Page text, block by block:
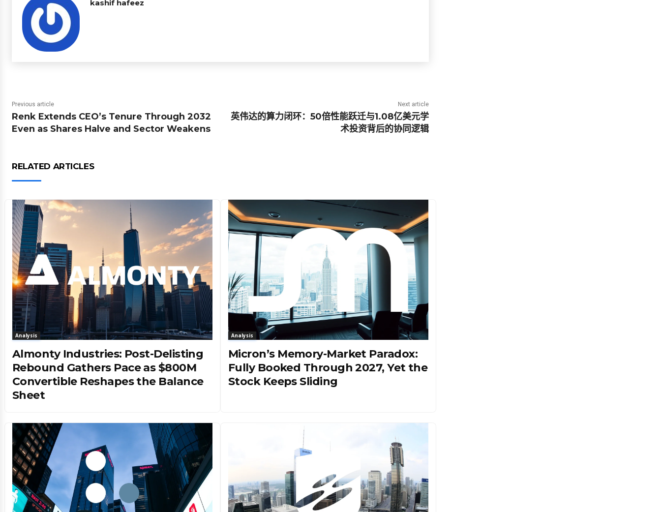
kashif hafeez
Previous article
Renk Extends CEO’s Tenure Through 2032
Even as Shares Halve and Sector Weakens
Next article
英伟达的算力闭环：50倍性能跃迁与1.08亿美元学
术投资背后的协同逻辑
RELATED ARTICLES
Analysis
Almonty Industries: Post-Delisting
Rebound Gathers Pace as $800M
Convertible Reshapes the Balance
Sheet
Analysis
Micron’s Memory-Market Paradox:
Fully Booked Through 2027, Yet the
Stock Keeps Sliding